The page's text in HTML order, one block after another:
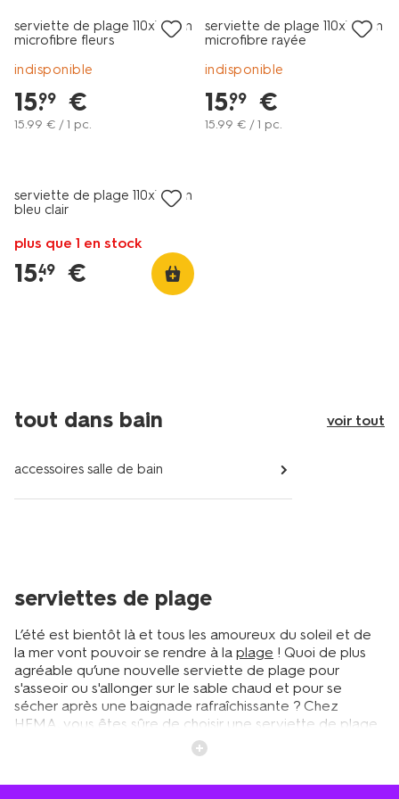
serviette de plage 110x175cm
microfibre fleurs
indisponible
15.
99 €
15.99 € / 1 pc.
serviette de plage 110x175cm
microfibre rayée
indisponible
15.
99 €
15.99 € / 1 pc.
serviette de plage 110x175cm
bleu clair
plus que 1 en stock
15.
49 €
tout dans bain voir tout
accessoires salle de bain
serviettes de plage
L’été est bientôt là et tous les amoureux du soleil et de
la mer vont pouvoir se rendre à la plage ! Quoi de plus
agréable qu’une nouvelle serviette de plage pour
s'asseoir ou s'allonger sur le sable chaud et pour se
sécher après une baignade rafraîchissante ? Chez
HEMA, vous êtes sûre de choisir une serviette de plage
de qualité ! Nos serviettes de plage en coton éponge
sont une option très populaire pour tous les vacanciers,